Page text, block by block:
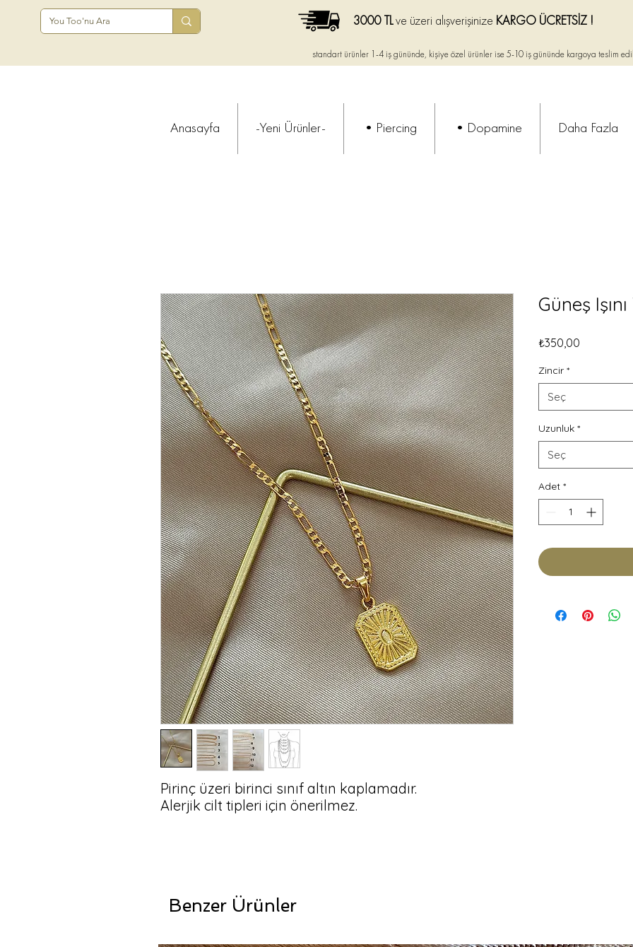
standart ürünler 1-4 iş gününde, kişiye özel ürünler ise 5-10 iş gününde kargoya teslim
3000 TLve üzeri alışverişinize KARGO ÜCRETSİZ !
Anasayfa -Yeni Ürünler- •Piercing •Dopamine Daha Fazla
Pirinç üzeri birinci sınıf altın kaplamadır.
Alerjik cilt tipleri için önerilmez.
Güneş
₺350,00
Zincir *
Seç
Uzunluk *
Seç
Adet *
Benzer Ürünler